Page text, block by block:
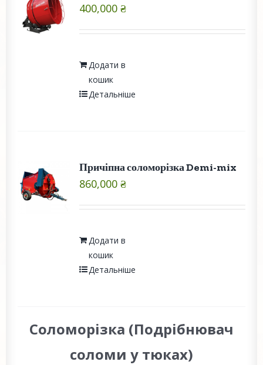
400,000 ₴
Додати в
кошик
Детальніше
Причіпна соломорізка Demi-mix
860,000 ₴
Додати в
кошик
Детальніше
Соломорізка (Подрібнювач
соломи у тюках)